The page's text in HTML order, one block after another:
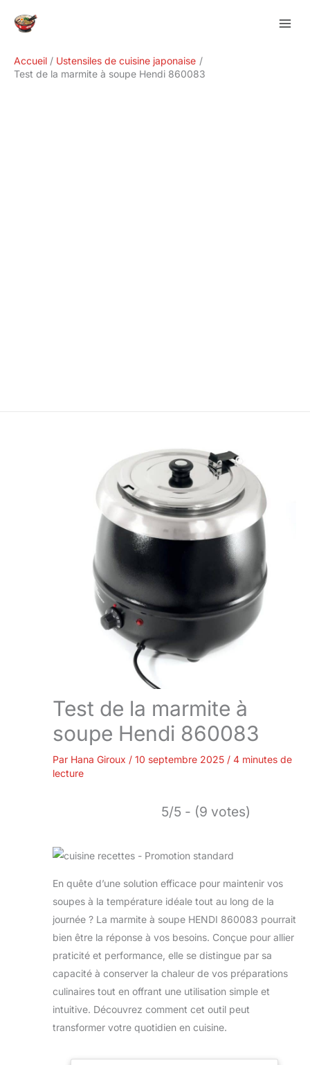
Accueil
Ustensiles de cuisine japonaise
Test de la marmite à soupe Hendi 860083
Test de la marmite à
soupe Hendi 860083
Par Hana Giroux / 10 septembre 2025 / 4 minutes de
lecture
5/5 - (9 votes)
En quête d’une solution efficace pour maintenir vos
soupes à la température idéale tout au long de la
journée ? La marmite à soupe HENDI 860083 pourrait
bien être la réponse à vos besoins. Conçue pour allier
praticité et performance, elle se distingue par sa
capacité à conserver la chaleur de vos préparations
culinaires tout en offrant une utilisation simple et
intuitive. Découvrez comment cet outil peut
transformer votre quotidien en cuisine.